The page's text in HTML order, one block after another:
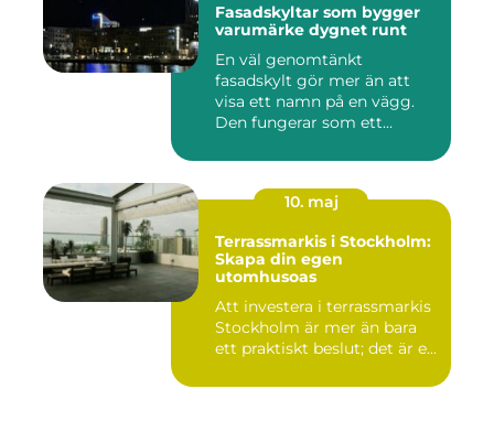
Fasadskyltar som bygger
varumärke dygnet runt
En väl genomtänkt
fasadskylt gör mer än att
visa ett namn på en vägg.
Den fungerar som ett
10. maj
Terrassmarkis i Stockholm:
Skapa din egen
utomhusoas
Att investera i terrassmarkis
Stockholm är mer än bara
ett praktiskt beslut; det är e...